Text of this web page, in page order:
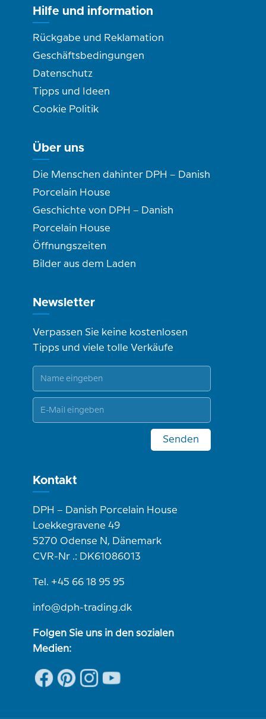
Hilfe und information
Rückgabe und Reklamation
Geschäftsbedingungen
Datenschutz
Tipps und Ideen
Cookie Politik
Über uns
Die Menschen dahinter DPH – Danish
Porcelain House
Geschichte von DPH – Danish
Porcelain House
Öffnungszeiten
Bilder aus dem Laden
Newsletter
Verpassen Sie keine kostenlosen
Tipps und viele tolle Verkäufe
Senden
Kontakt
DPH – Danish Porcelain House
Loekkegravene 49
5270 Odense N, Dänemark
CVR-Nr .: DK61086013
Tel. +45 66 18 95 95
info@dph-trading.dk
Folgen Sie uns in den sozialen
Medien: